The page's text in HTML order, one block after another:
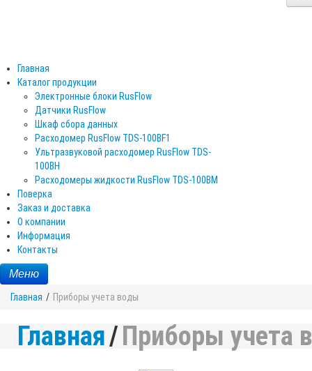
Главная
Каталог продукции
Электронные блоки RusFlow
Датчики RusFlow
Шкаф сбора данных
Расходомер RusFlow TDS-100BF1
Ультразвуковой расходомер RusFlow TDS-
100BH
Расходомеры жидкости RusFlow TDS-100BM
Поверка
Заказ и доставка
О компании
Информация
Контакты
Меню
Главная / Приборы учета воды
Главная/Приборы учета